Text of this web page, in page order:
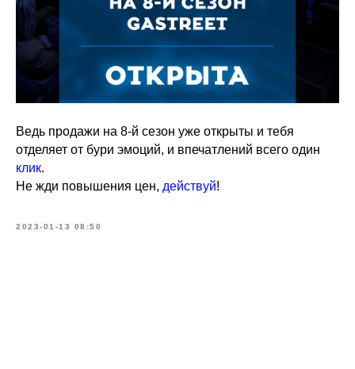
Ведь продажи на 8-й сезон уже открыты и тебя
отделяет от бури эмоций, и впечатлений всего один
клик.
Не жди повышения цен, действуй!
2023-01-13 08:50